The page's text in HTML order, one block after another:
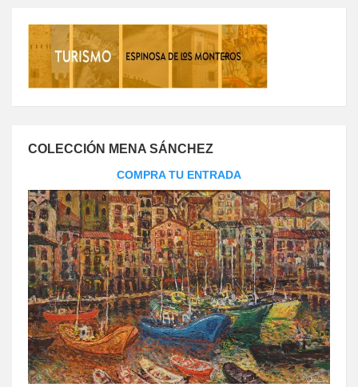
COLECCIÓN MENA SÁNCHEZ
COMPRA TU ENTRADA